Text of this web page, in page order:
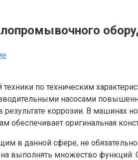
техники по техническим
насосами
коррозии. В машинах
обеспечивает оригинальная
в данной сфере, не
выполнять множество